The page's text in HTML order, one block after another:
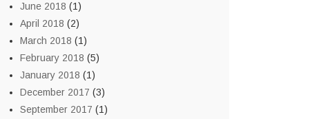
June 2018 (1)
April 2018 (2)
March 2018 (1)
February 2018 (5)
January 2018 (1)
December 2017 (3)
September 2017 (1)